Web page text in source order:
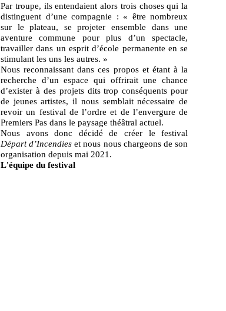
Par troupe, ils entendaient alors trois choses qui la
distinguent d’une compagnie : « être nombreux
sur le plateau, se projeter ensemble dans une
aventure commune pour plus d’un spectacle,
travailler dans un esprit d’école permanente en se
stimulant les uns les autres. »
Nous reconnaissant dans ces propos et étant à la
recherche d’un espace qui offrirait une chance
d’exister à des projets dits trop conséquents pour
de jeunes artistes, il nous semblait nécessaire de
revoir un festival de l’ordre et de l’envergure de
Premiers Pas dans le paysage théâtral actuel.
Nous avons donc décidé de créer le festival
Départ d’Incendies et nous nous chargeons de son
organisation depuis mai 2021.
L'équipe du festival